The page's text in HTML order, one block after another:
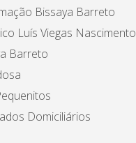
Bissaya Barreto
Luís Viegas Nascimento
Barreto
Domiciliários